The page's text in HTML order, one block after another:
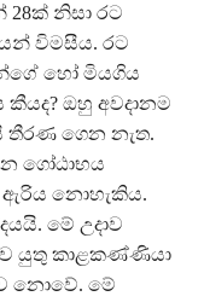
නිසා රට
විමසීය. රට
හෝ මියගිය
ඔහු අවදානම
තීරණ ගෙන නැත.
ගෝඨාභය
ඇරිය නොහැකිය.
මේ උදාව
යුතු කාළකණ්ණියා
නොවේ. මේ